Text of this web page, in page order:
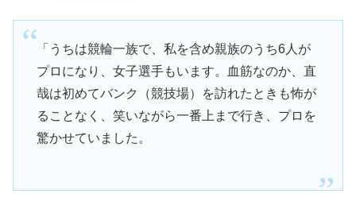
「うちは競輪一族で、私を含め親族のうち6人が
プロになり、女子選手もいます。血筋なのか、直
哉は初めてバンク（競技場）を訪れたときも怖が
ることなく、笑いながら一番上まで行き、プロを
驚かせていました。